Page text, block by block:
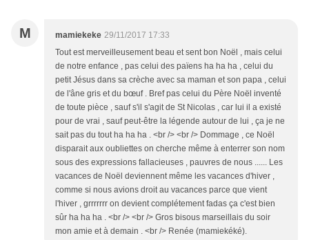
M mamiekeke 29/11/2017 17:33
Tout est merveilleusement beau et sent bon Noël , mais celui
de notre enfance , pas celui des païens ha ha ha , celui du
petit Jésus dans sa crèche avec sa maman et son papa , celui
de l'âne gris et du bœuf . Bref pas celui du Père Noël inventé
de toute pièce , sauf s'il s'agit de St Nicolas , car lui il a existé
pour de vrai , sauf peut-être la légende autour de lui , ça je ne
sait pas du tout ha ha ha . <br /> <br /> Dommage , ce Noël
disparait aux oubliettes on cherche même à enterrer son nom
sous des expressions fallacieuses , pauvres de nous ...... Les
vacances de Noël deviennent même les vacances d'hiver ,
comme si nous avions droit au vacances parce que vient
l'hiver , grrrrrrr on devient complétement fadas ça c'est bien
sûr ha ha ha . <br /> <br /> Gros bisous marseillais du soir
mon amie et à demain . <br /> Renée (mamiekéké).